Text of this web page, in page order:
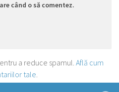
când o să comentez.
a reduce spamul. Află cum
tale.